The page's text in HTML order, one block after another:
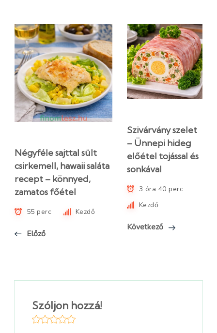
Négyféle sajttal sült
csirkemell, hawaii saláta
recept – könnyed,
zamatos főétel
55 perc Kezdő
Előző
Szivárvány szelet
– Ünnepi hideg
előétel tojással és
sonkával
3 óra 40 perc
Kezdő
Következő
Szóljon hozzá!